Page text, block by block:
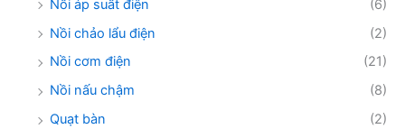
Nồi áp suất điện
(6)
Nồi chảo lẩu điện
(2)
Nồi cơm điện
(21)
Nồi nấu chậm
(8)
Quạt bàn
(2)